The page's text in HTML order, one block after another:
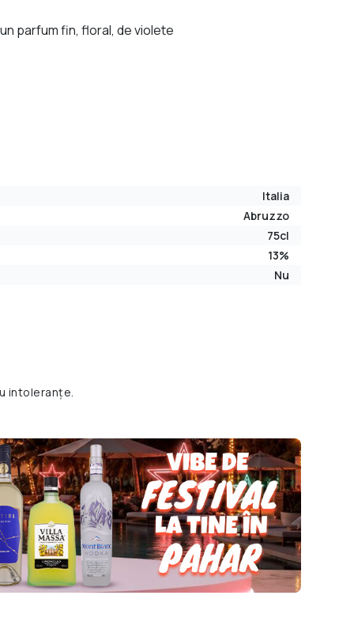
parfum fin, floral, de violete
Italia
Abruzzo
75cl
13%
Nu
intoleranțe.